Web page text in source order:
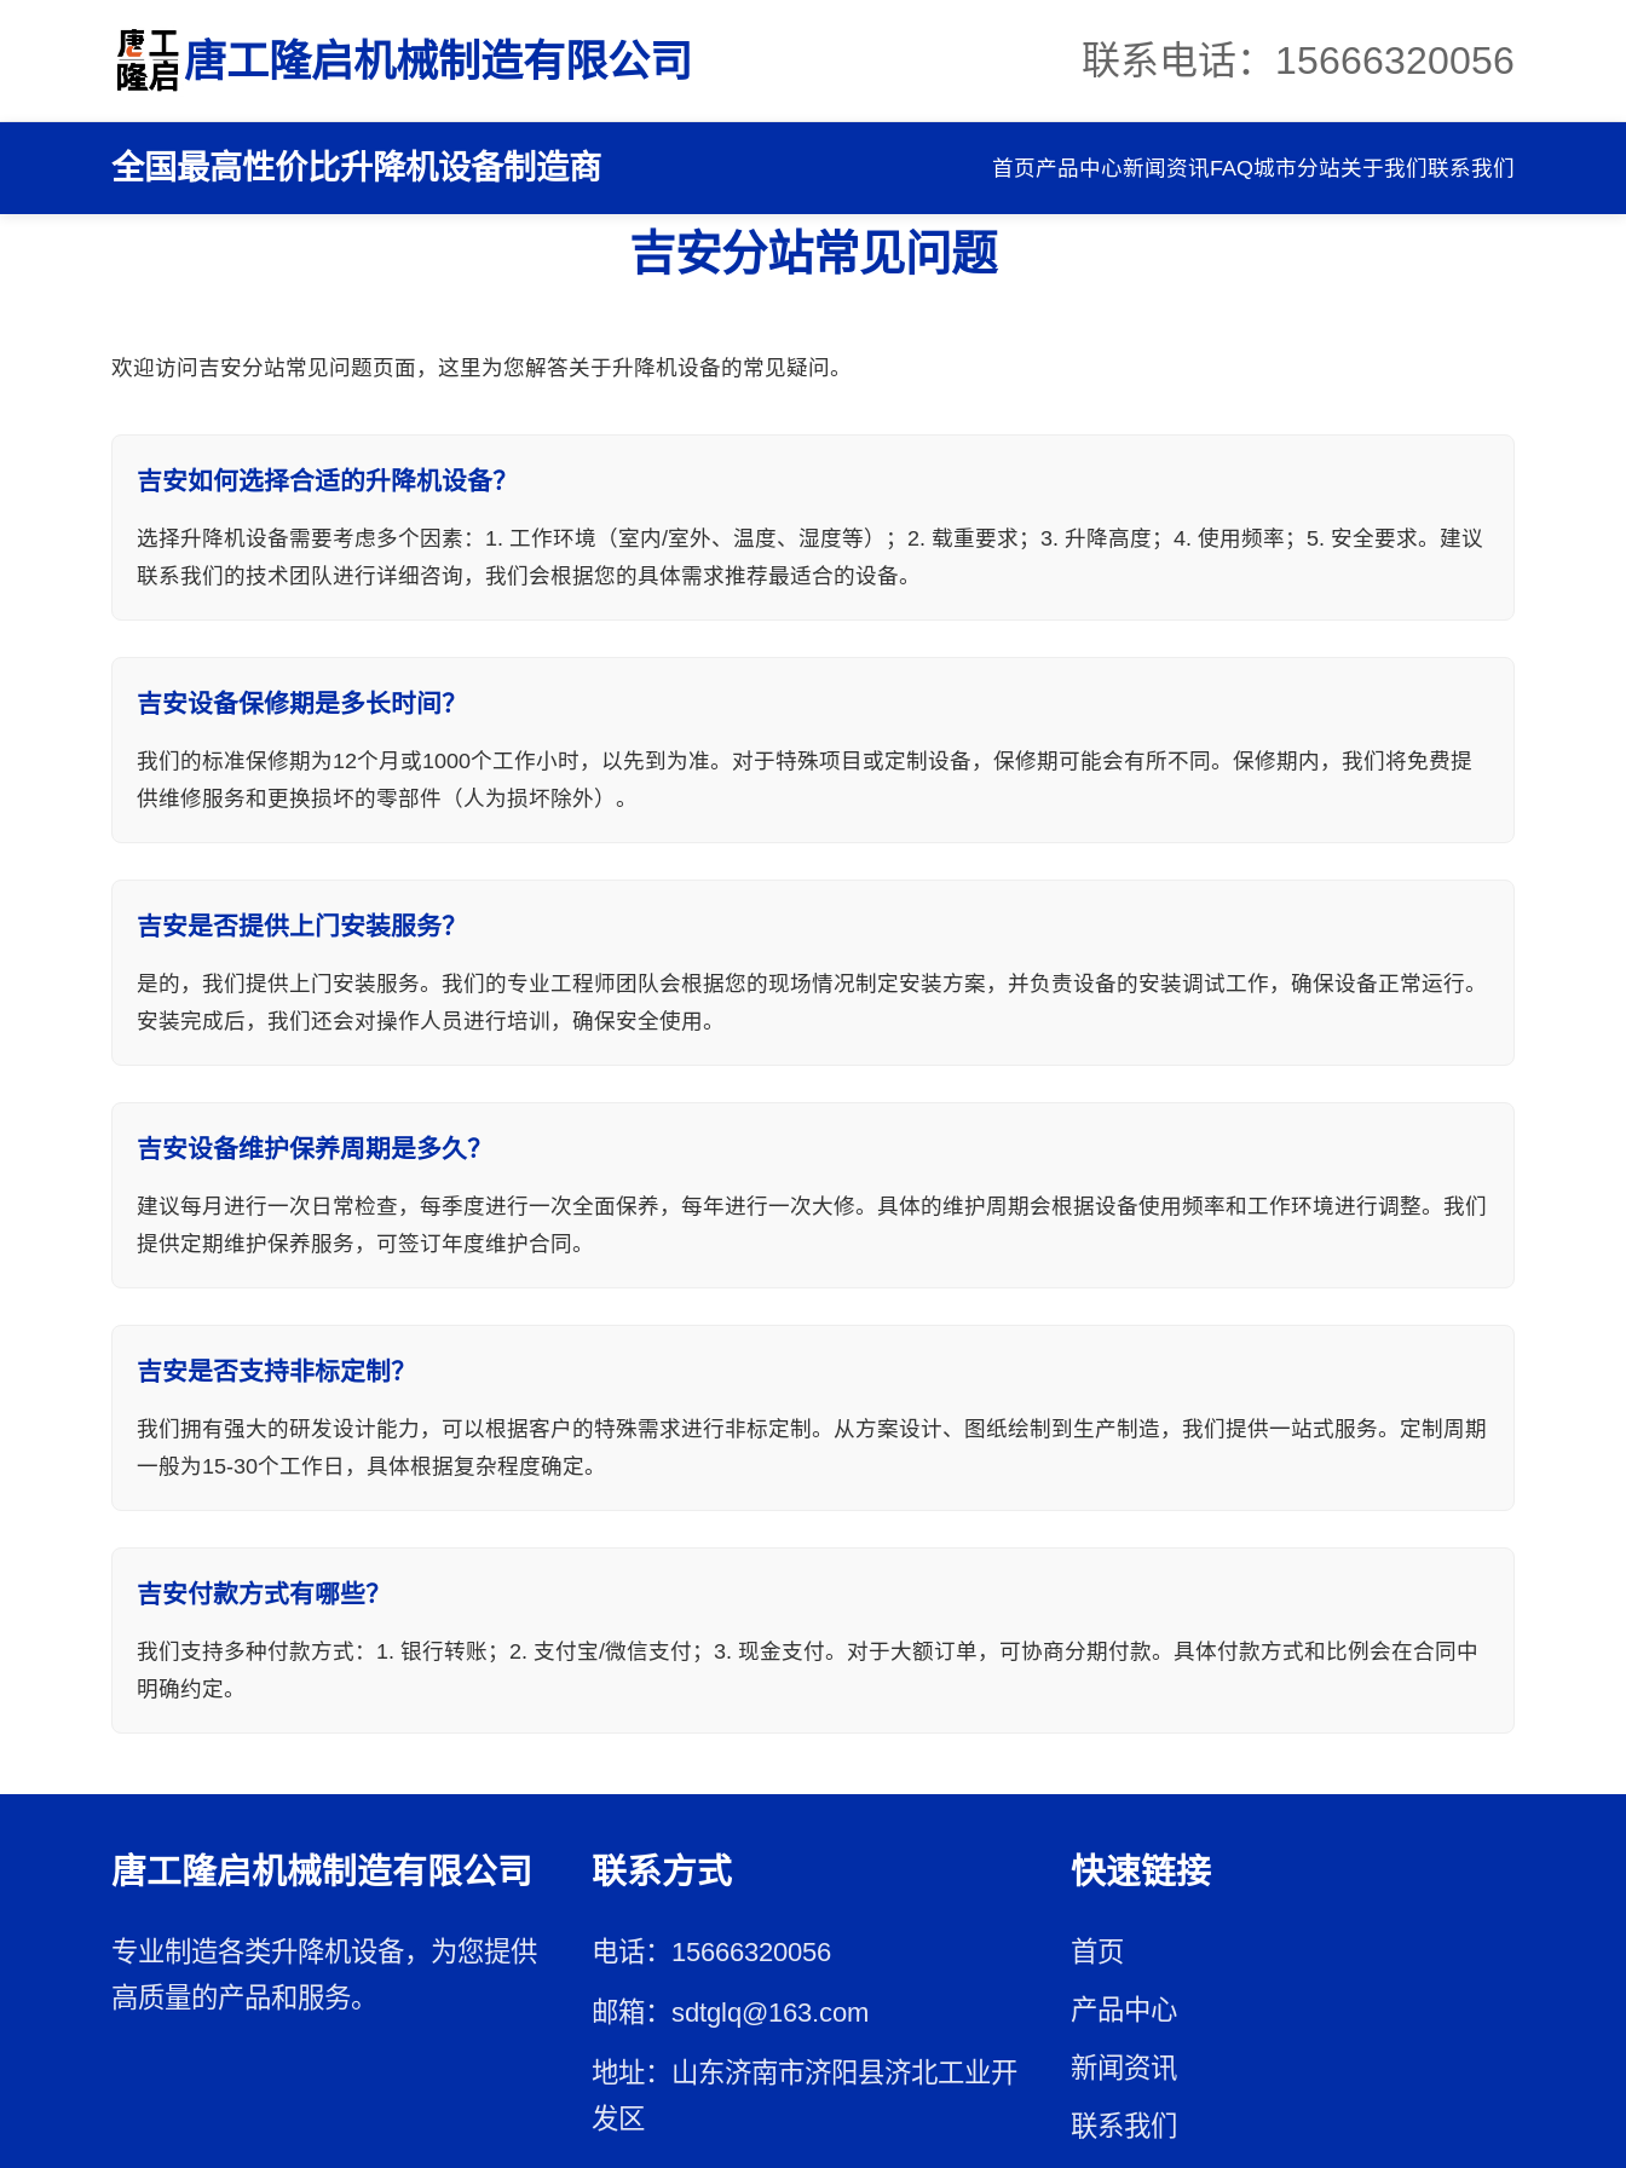
唐工隆启机械制造有限公司 联系电话：15666320056
全国最高性价比升降机设备制造商 首页产品中心新闻资讯FAQ城市分站关于我们联系我们
吉安分站常见问题
欢迎访问吉安分站常见问题页面，这里为您解答关于升降机设备的常见疑问。
吉安如何选择合适的升降机设备？
选择升降机设备需要考虑多个因素：1. 工作环境（室内/室外、温度、湿度等）；2. 载重要求；3. 升降高度；4. 使用频率；5. 安全要求。建议
联系我们的技术团队进行详细咨询，我们会根据您的具体需求推荐最适合的设备。
吉安设备保修期是多长时间？
我们的标准保修期为12个月或1000个工作小时，以先到为准。对于特殊项目或定制设备，保修期可能会有所不同。保修期内，我们将免费提
供维修服务和更换损坏的零部件（人为损坏除外）。
吉安是否提供上门安装服务？
是的，我们提供上门安装服务。我们的专业工程师团队会根据您的现场情况制定安装方案，并负责设备的安装调试工作，确保设备正常运行。
安装完成后，我们还会对操作人员进行培训，确保安全使用。
吉安设备维护保养周期是多久？
建议每月进行一次日常检查，每季度进行一次全面保养，每年进行一次大修。具体的维护周期会根据设备使用频率和工作环境进行调整。我们
提供定期维护保养服务，可签订年度维护合同。
吉安是否支持非标定制？
我们拥有强大的研发设计能力，可以根据客户的特殊需求进行非标定制。从方案设计、图纸绘制到生产制造，我们提供一站式服务。定制周期
一般为15-30个工作日，具体根据复杂程度确定。
吉安付款方式有哪些？
我们支持多种付款方式：1. 银行转账；2. 支付宝/微信支付；3. 现金支付。对于大额订单，可协商分期付款。具体付款方式和比例会在合同中
明确约定。
唐工隆启机械制造有限公司
专业制造各类升降机设备，为您提供
高质量的产品和服务。
联系方式
电话：15666320056
邮箱：sdtglq@163.com
地址：山东济南市济阳县济北工业开
发区
快速链接
首页
产品中心
新闻资讯
联系我们